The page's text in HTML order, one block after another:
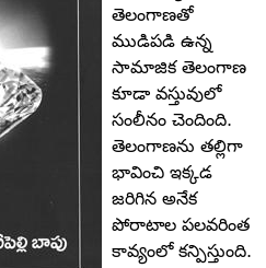
తెలంగాణతో
ముడిపడి ఉన్న
సామాజిక తెలంగాణ
కూడా వస్తువులో
సంలీనం చెందింది.
తెలంగాణను తల్లిగా
భావించి ఇక్కడ
జరిగిన అనేక
పోరాటాల పలవరింత
కావ్యంలో కన్పిస్తుంది.